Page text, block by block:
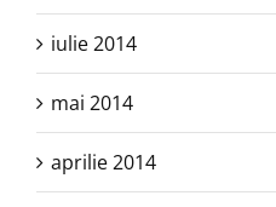
iulie 2014
mai 2014
aprilie 2014